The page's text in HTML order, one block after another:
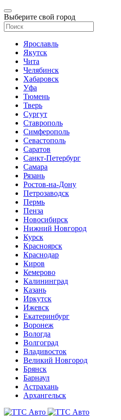
Выберите свой город
Ярославль
Якутск
Чита
Челябинск
Хабаровск
Уфа
Тюмень
Тверь
Сургут
Ставрополь
Симферополь
Севастополь
Саратов
Санкт-Петербург
Самара
Рязань
Ростов-на-Дону
Петрозаводск
Пермь
Пенза
Новосибирск
Нижний Новгород
Курск
Красноярск
Краснодар
Киров
Кемерово
Калининград
Казань
Иркутск
Ижевск
Екатеринбург
Воронеж
Вологда
Волгоград
Владивосток
Великий Новгород
Брянск
Барнаул
Астрахань
Архангельск